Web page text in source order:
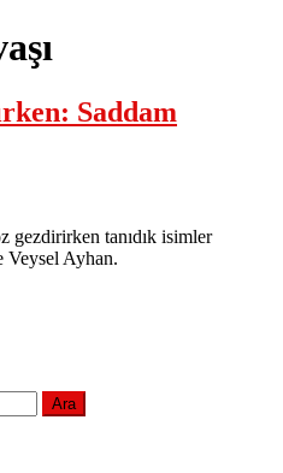
Saddam
gezdirirken tanıdık isimler
Veysel Ayhan.